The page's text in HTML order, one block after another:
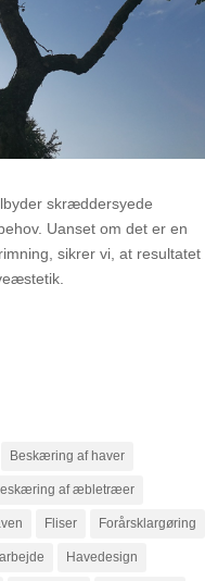
skræddersyede
Uanset om det er en
sikrer vi, at resultatet
Beskæring af haver
af æbletræer
Fliser Forårsklargøring
Havedesign